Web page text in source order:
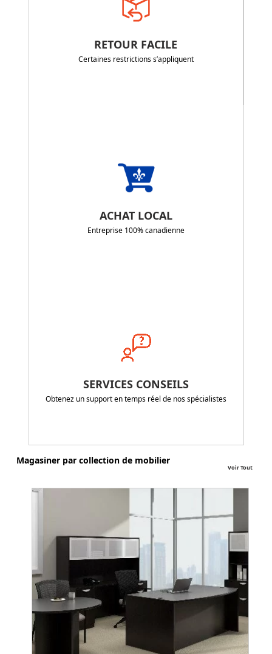
RETOUR FACILE
Certaines restrictions s’appliquent
ACHAT LOCAL
Entreprise 100% canadienne
SERVICES CONSEILS
Obtenez un support en temps réel de nos spécialistes
Magasiner par collection de mobilier
Voir Tout